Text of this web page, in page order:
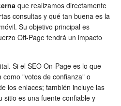
que realizamos directamente
consultas y qué tan buena es la
Su objetivo principal es
Off-Page tendrá un impacto
Si el SEO On-Page es lo que
"votos de confianza" o
los enlaces; también incluye las
sitio es una fuente confiable y